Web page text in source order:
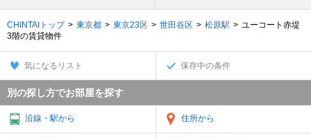
CHINTAIトップ 東京都 東京23区 世田谷区 松原駅
ユーコート赤堤
3階の賃貸物件
気になるリスト 保存中の条件
別の探し方でお部屋を探す
沿線・駅から 住所から